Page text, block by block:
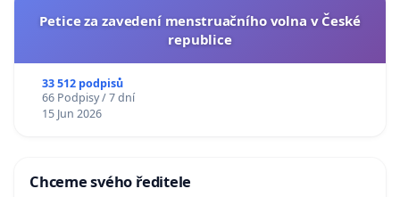
Petice za zavedení menstruačního volna v České
republice
33 512 podpisů
66 Podpisy / 7 dní
15 Jun 2026
Chceme svého ředitele